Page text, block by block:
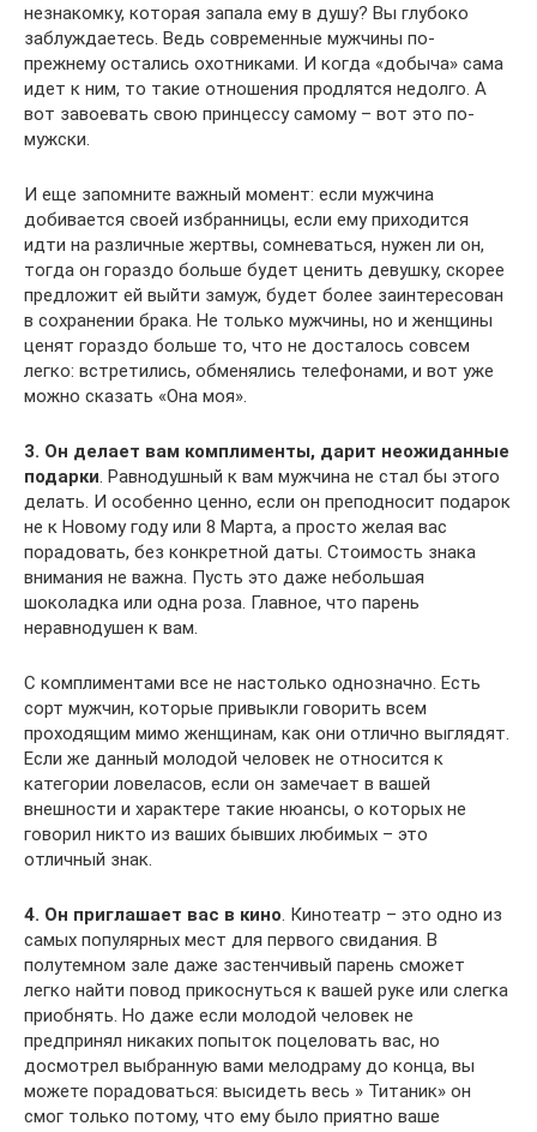
незнакомку, которая запала ему в душу? Вы глубоко
заблуждаетесь. Ведь современные мужчины по-
прежнему остались охотниками. И когда «добыча» сама
идет к ним, то такие отношения продлятся недолго. А
вот завоевать свою принцессу самому – вот это по-
мужски.
И еще запомните важный момент: если мужчина
добивается своей избранницы, если ему приходится
идти на различные жертвы, сомневаться, нужен ли он,
тогда он гораздо больше будет ценить девушку, скорее
предложит ей выйти замуж, будет более заинтересован
в сохранении брака. Не только мужчины, но и женщины
ценят гораздо больше то, что не досталось совсем
легко: встретились, обменялись телефонами, и вот уже
можно сказать «Она моя».
3. Он делает вам комплименты, дарит неожиданные
подарки. Равнодушный к вам мужчина не стал бы этого
делать. И особенно ценно, если он преподносит подарок
не к Новому году или 8 Марта, а просто желая вас
порадовать, без конкретной даты. Стоимость знака
внимания не важна. Пусть это даже небольшая
шоколадка или одна роза. Главное, что парень
неравнодушен к вам.
С комплиментами все не настолько однозначно. Есть
сорт мужчин, которые привыкли говорить всем
проходящим мимо женщинам, как они отлично выглядят.
Если же данный молодой человек не относится к
категории ловеласов, если он замечает в вашей
внешности и характере такие нюансы, о которых не
говорил никто из ваших бывших любимых – это
отличный знак.
4. Он приглашает вас в кино. Кинотеатр – это одно из
самых популярных мест для первого свидания. В
полутемном зале даже застенчивый парень сможет
легко найти повод прикоснуться к вашей руке или слегка
приобнять. Но даже если молодой человек не
предпринял никаких попыток поцеловать вас, но
досмотрел выбранную вами мелодраму до конца, вы
можете порадоваться: высидеть весь » Титаник» он
смог только потому, что ему было приятно ваше